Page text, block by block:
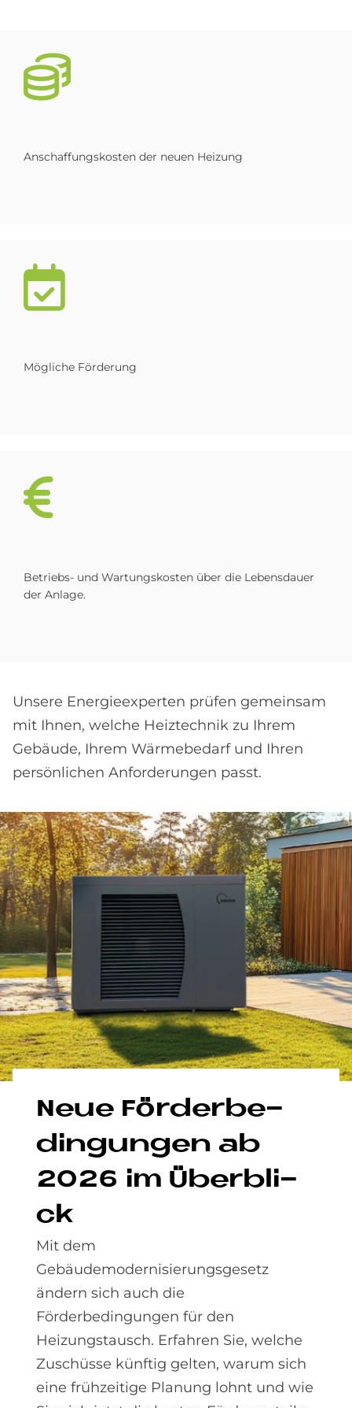
Anschaffungskosten der neuen Heizung
Mögliche Förderung
Betriebs- und Wartungskosten über die Lebensdauer
der Anlage.
Unsere Energieexperten prüfen gemeinsam
mit Ihnen, welche Heiztechnik zu Ihrem
Gebäude, Ihrem Wärmebedarf und Ihren
persönlichen Anforderungen passt.
Neue För­der­be­
din­gun­gen ab
2026 im Über­bli­
ck
Mit dem
Gebäudemodernisierungsgesetz
ändern sich auch die
Förderbedingungen für den
Heizungstausch. Erfahren Sie, welche
Zuschüsse künftig gelten, warum sich
eine frühzeitige Planung lohnt und wie